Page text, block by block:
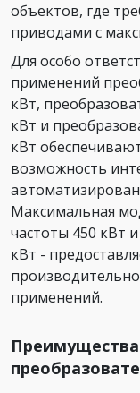
объектов, где
приводами с
Для особо
применений
кВт,
кВт и
кВт
возможность
Максимальная
частоты 450 кВт
кВт -
применений.